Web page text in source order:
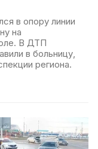
в опору линии
на
В ДТП
в больницу,
региона.